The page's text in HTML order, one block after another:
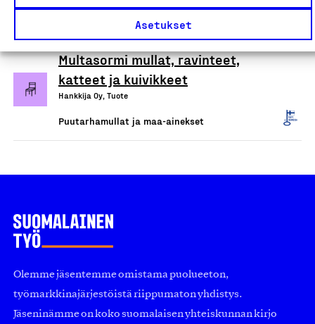
Asetukset
Multasormi mullat, ravinteet,
katteet ja kuivikkeet
Hankkija Oy, Tuote
Puutarhamullat ja maa-ainekset
Olemme jäsentemme omistama puolueeton,
työmarkkinajärjestöistä riippumaton yhdistys.
Jäseninämme on koko suomalaisen yhteiskunnan kirjo